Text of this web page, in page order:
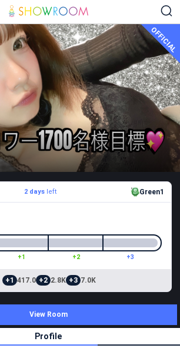
OFFICIAL
2 daysleft Green1
+1 +2 +3
+1 417.0 +2 2.8K +3 7.0K
View Room
Profile